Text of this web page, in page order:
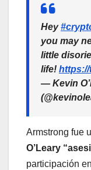
Hey
you may
little
life!
— Kevin
Armstrong fue
O’Leary
participación